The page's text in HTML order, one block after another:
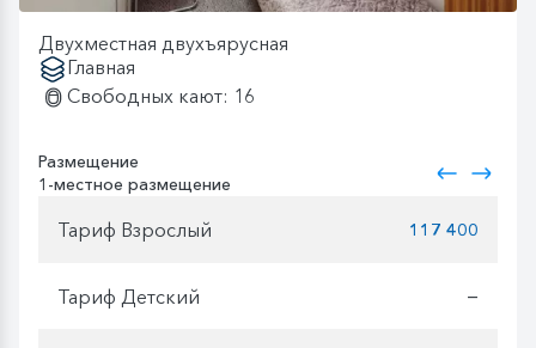
Двухместная двухъярусная
Главная
Свободных кают: 16
Размещение
1-местное размещение
Тариф Взрослый 117 400
Тариф Детский —